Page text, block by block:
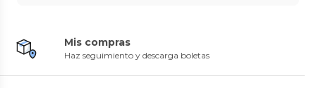
Mis compras
Haz seguimiento y descarga boletas